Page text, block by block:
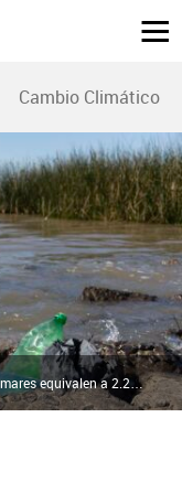
Cambio Climático
Los plásticos que contaminan cada año ríos y mares equivalen a 2.200 torres Eiffel, según la ONU | Freepik